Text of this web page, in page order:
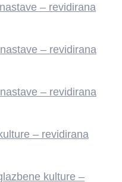
– revidirana
– revidirana
– revidirana
– revidirana
kulture –